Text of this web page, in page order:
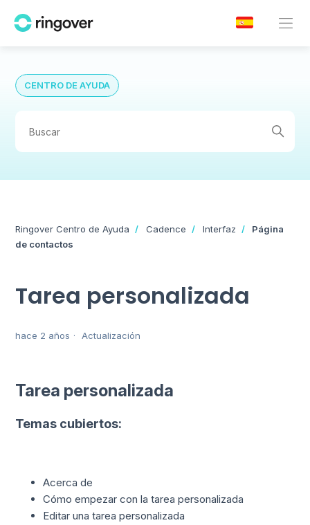
CENTRO DE AYUDA
Ringover Centro de Ayuda Cadence Interfaz
Página
de contactos
Tarea personalizada
hace 2 años Actualización
Tarea personalizada
Temas cubiertos:
Acerca de
Cómo empezar con la tarea personalizada
Editar una tarea personalizada